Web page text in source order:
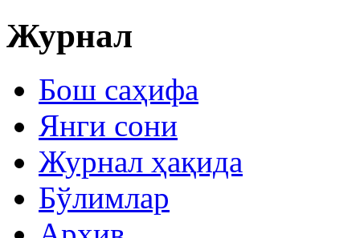
Журнал
Бош саҳифа
Янги сони
Журнал ҳақида
Бўлимлар